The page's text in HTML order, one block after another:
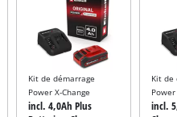
Kit de démarrage
Power X-Change
incl. 4,0Ah Plus
Kit de
Power
incl.